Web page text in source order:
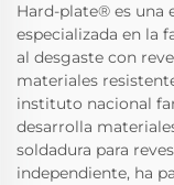
Hard-plate® es una
especializada en la
al desgaste con
materiales
instituto nacional
desarrolla
soldadura para
independiente, ha